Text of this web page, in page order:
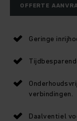
OFFERTE
Geringe
verbindingen.
Daalventiel